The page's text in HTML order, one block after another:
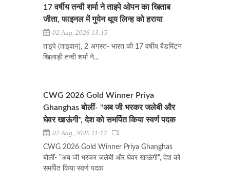
17 वर्षीय तन्वी शर्मा ने ताइपे ओपन का खिताब
जीता, फाइनल में गुयेन थूय लिन्ह को हराया
02 Aug, 2026 13:15
ताइपे (ताइवान), 2 अगस्त- भारत की 17 वर्षीय बैडमिंटन
खिलाड़ी तन्वी शर्मा ने...
CWG 2026 Gold Winner Priya
Ghanghas बोलीं- "अब जी भरकर जलेबी और
घेवर खाऊंगी", देश को समर्पित किया स्वर्ण पदक
02 Aug, 2026 11:17
CWG 2026 Gold Winner Priya Ghanghas
बोलीं- "अब जी भरकर जलेबी और घेवर खाऊंगी", देश को
समर्पित किया स्वर्ण पदक